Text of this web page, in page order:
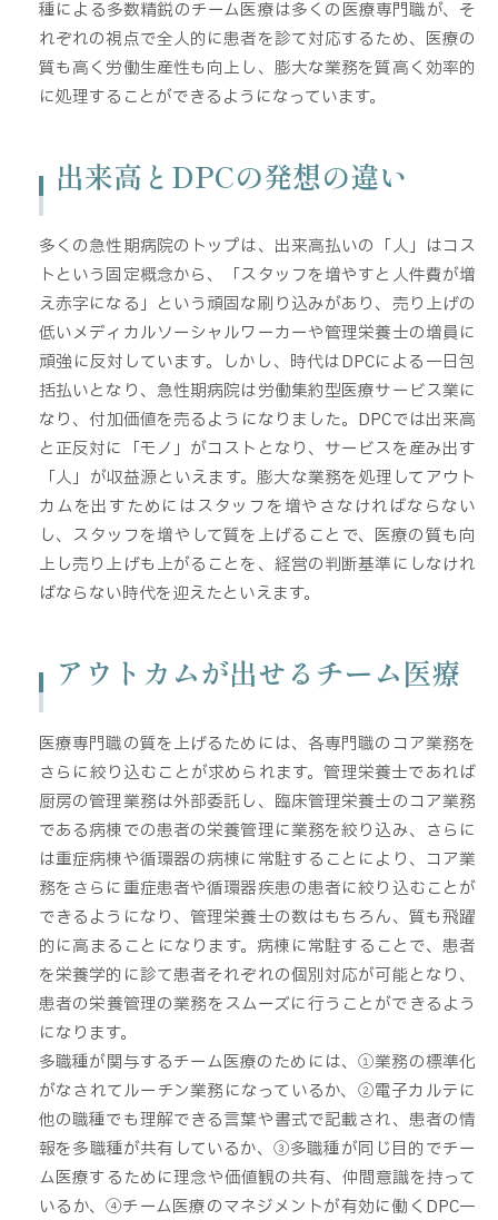
種による多数精鋭のチーム医療は多くの医療専門職が、そ
れぞれの視点で全人的に患者を診て対応するため、医療の
質も高く労働生産性も向上し、膨大な業務を質高く効率的
に処理することができるようになっています。
出来高とDPCの発想の違い
多くの急性期病院のトップは、出来高払いの「人」はコス
トという固定概念から、「スタッフを増やすと人件費が増
え赤字になる」という頑固な刷り込みがあり、売り上げの
低いメディカルソーシャルワーカーや管理栄養士の増員に
頑強に反対しています。しかし、時代はDPCによる一日包
括払いとなり、急性期病院は労働集約型医療サービス業に
なり、付加価値を売るようになりました。DPCでは出来高
と正反対に「モノ」がコストとなり、サービスを産み出す
「人」が収益源といえます。膨大な業務を処理してアウト
カムを出すためにはスタッフを増やさなければならない
し、スタッフを増やして質を上げることで、医療の質も向
上し売り上げも上がることを、経営の判断基準にしなけれ
ばならない時代を迎えたといえます。
アウトカムが出せるチーム医療
医療専門職の質を上げるためには、各専門職のコア業務を
さらに絞り込むことが求められます。管理栄養士であれば
厨房の管理業務は外部委託し、臨床管理栄養士のコア業務
である病棟での患者の栄養管理に業務を絞り込み、さらに
は重症病棟や循環器の病棟に常駐することにより、コア業
務をさらに重症患者や循環器疾患の患者に絞り込むことが
できるようになり、管理栄養士の数はもちろん、質も飛躍
的に高まることになります。病棟に常駐することで、患者
を栄養学的に診て患者それぞれの個別対応が可能となり、
患者の栄養管理の業務をスムーズに行うことができるよう
になります。
多職種が関与するチーム医療のためには、①業務の標準化
がなされてルーチン業務になっているか、②電子カルテに
他の職種でも理解できる言葉や書式で記載され、患者の情
報を多職種が共有しているか、③多職種が同じ目的でチー
ム医療するために理念や価値観の共有、仲間意識を持って
いるか、④チーム医療のマネジメントが有効に働くDPC一